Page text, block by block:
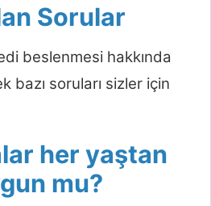
Sorular
beslenmesi hakkında
bazı soruları sizler için
her yaştan
mu?